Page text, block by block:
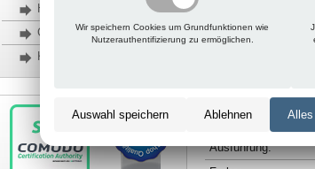
Häufige Fragen
Glossar
Kontakt
Technische
Länge:
Ausführung:
Wir speichern Cookies um Grundfunktionen wie
Nutzerauthentifizierung zu ermöglichen.
Auswahl speichern Ablehnen